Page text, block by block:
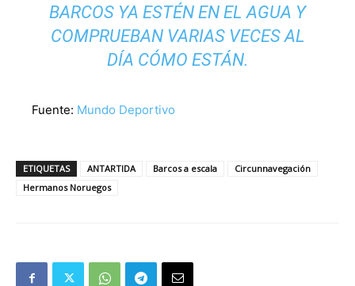
BARCOS YA ESTÉN EN EL AGUA Y
COMPRUEBAN VARIAS VECES AL
DÍA CÓMO ESTÁN.
Fuente: Mundo Deportivo
ETIQUETAS ANTARTIDA Barcos a escala
Circunnavegación
Hermanos Noruegos